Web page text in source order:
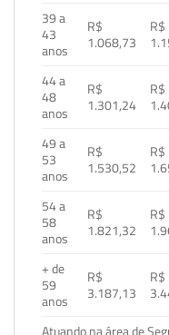
39 a
43
anos
R$
1.068,73
R$
44 a
48
anos
R$
1.301,24
R$
49 a
53
anos
R$
1.530,52
R$
54 a
58
anos
R$
1.821,32
R$
+ de
59
anos
R$
3.187,13
R$